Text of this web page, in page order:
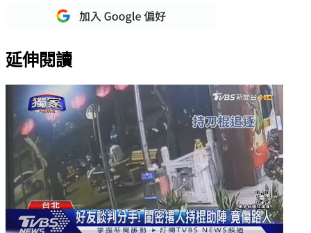
延伸閱讀